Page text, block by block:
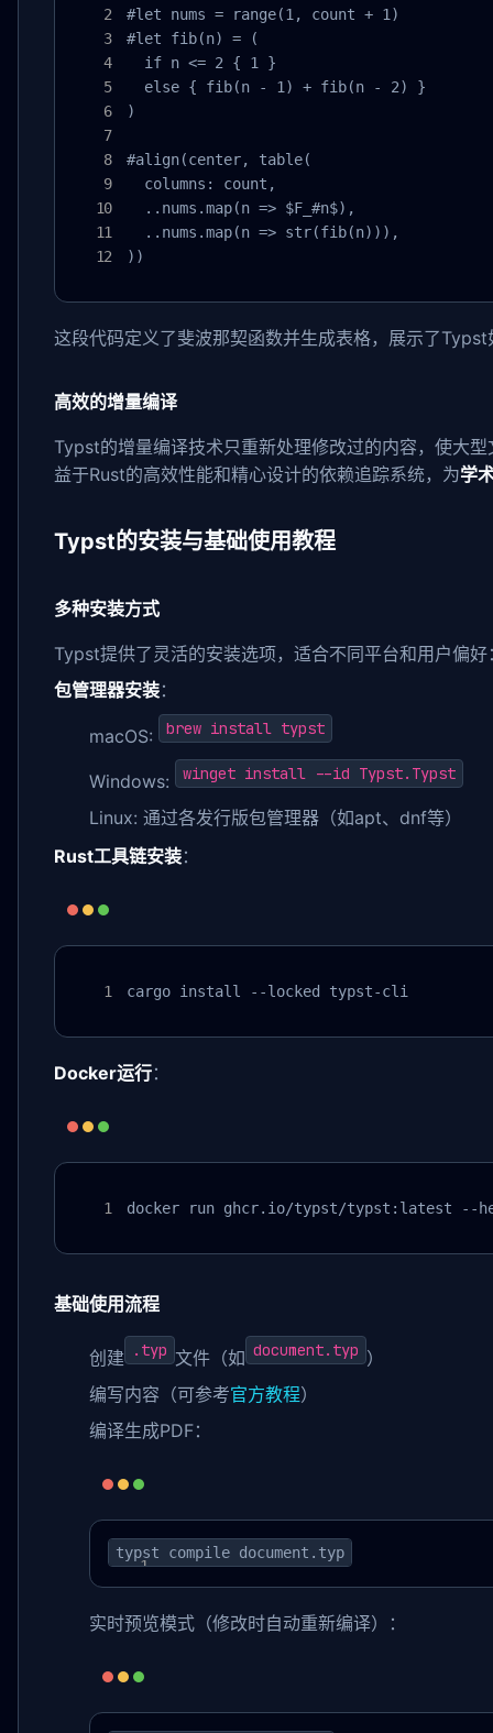
#let nums = range(1, count + 1)
#let fib(n) = (
  if n <= 2 { 1 }
  else { fib(n - 1) + fib(n - 2) }
)
#align(center, table(
  columns: count,
  ..nums.map(n => $F_#n$),
  ..nums.map(n => str(fib(n))),
))
这段代码定义了斐波那契函数并生成表格，展示了
高效的增量编译
Typst的增量编译技术只重新处理修改过的内容，使大
益于Rust的高效性能和精心设计的依赖追踪系统，为学
Typst的安装与基础使用教程
多种安装方式
Typst提供了灵活的安装选项，适合不同平台和用户偏好
包管理器安装：
macOS: brew install typst
Windows: winget install --id Typst.Typst
Linux: 通过各发行版包管理器（如apt、dnf等）
Rust工具链安装：
cargo install --locked typst-cli
Docker运行：
docker run ghcr.io/typst/typst:latest --
基础使用流程
创建 .typ 文件（如 document.typ ）
编写内容（可参考官方教程）
编译生成PDF：
typst compile document.typ
实时预览模式（修改时自动重新编译）：